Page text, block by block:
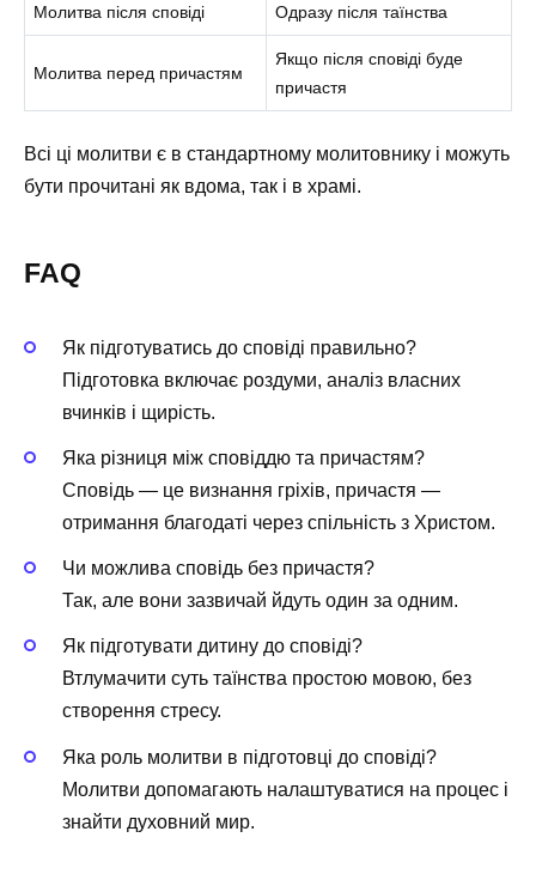
Молитва після сповіді Одразу після таїнства
Молитва перед причастям
Якщо після сповіді буде
причастя
Всі ці молитви є в стандартному молитовнику і можуть
бути прочитані як вдома, так і в храмі.
FAQ
Як підготуватись до сповіді правильно?
Підготовка включає роздуми, аналіз власних
вчинків і щирість.
Яка різниця між сповіддю та причастям?
Сповідь — це визнання гріхів, причастя —
отримання благодаті через спільність з Христом.
Чи можлива сповідь без причастя?
Так, але вони зазвичай йдуть один за одним.
Як підготувати дитину до сповіді?
Втлумачити суть таїнства простою мовою, без
створення стресу.
Яка роль молитви в підготовці до сповіді?
Молитви допомагають налаштуватися на процес і
знайти духовний мир.